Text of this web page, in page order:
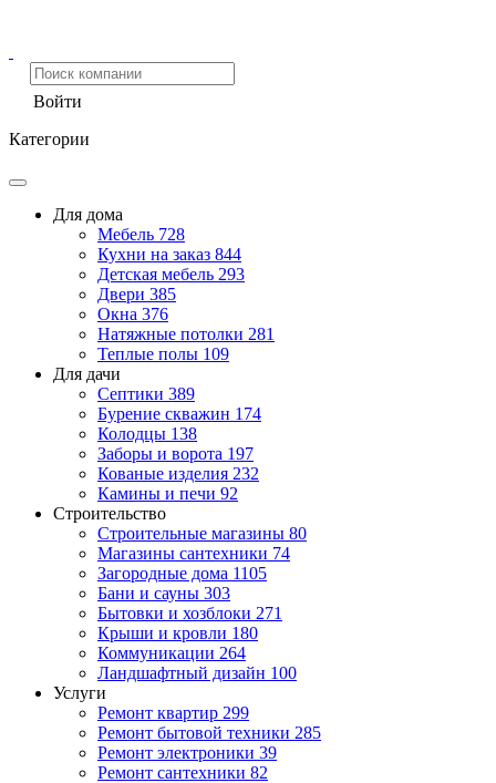
Войти
Категории
Для дома
Мебель 728
Кухни на заказ 844
Детская мебель 293
Двери 385
Окна 376
Натяжные потолки 281
Теплые полы 109
Для дачи
Септики 389
Бурение скважин 174
Колодцы 138
Заборы и ворота 197
Кованые изделия 232
Камины и печи 92
Строительство
Строительные магазины 80
Магазины сантехники 74
Загородные дома 1105
Бани и сауны 303
Бытовки и хозблоки 271
Крыши и кровли 180
Коммуникации 264
Ландшафтный дизайн 100
Услуги
Ремонт квартир 299
Ремонт бытовой техники 285
Ремонт электроники 39
Ремонт сантехники 82